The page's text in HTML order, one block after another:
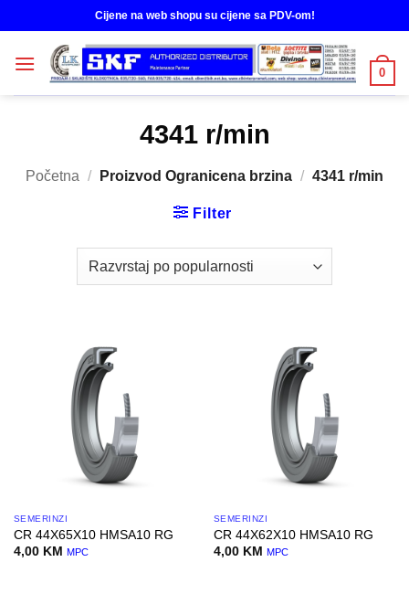
to
content
Cijene na web shopu su cijene sa PDV-om!
0
4341 r/min
Početna / Proizvod Ogranicena brzina / 4341 r/min
Filter
SEMERINZI
CR 44X65X10 HMSA10 RG
4,00 KM MPC
SEMERINZI
CR 44X62X10 HMSA10 RG
4,00 KM MPC